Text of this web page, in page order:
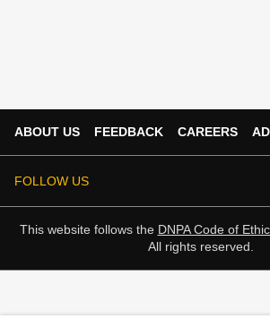
ABOUT US FEEDBACK CAREERS
FOLLOW US
This website follows the DNPA Code of
All rights reserved.